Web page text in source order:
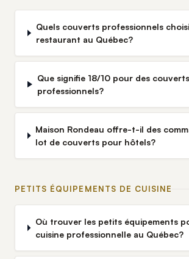
Quels couverts professionnels
restaurant au Québec?
Que signifie 18/10 pour des couverts
professionnels?
Maison Rondeau offre-t-il des
lot de couverts pour hôtels?
PETITS ÉQUIPEMENTS DE CUISINE
Où trouver les petits équipements
cuisine professionnelle au Québec?